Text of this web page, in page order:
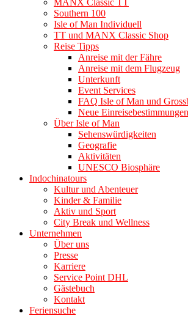
MANX Classic TT
Southern 100
Isle of Man Individuell
TT und MANX Classic Shop
Reise Tipps
Anreise mit der Fähre
Anreise mit dem Flugzeug
Unterkunft
Event Services
FAQ Isle of Man und
Neue
Über Isle of Man
Sehenswürdigkeiten
Geografie
Aktivitäten
UNESCO Biosphäre
Indochinatours
Kultur und Abenteuer
Kinder & Familie
Aktiv und Sport
City Break und Wellness
Unternehmen
Über uns
Presse
Karriere
Service Point DHL
Gästebuch
Kontakt
Feriensuche